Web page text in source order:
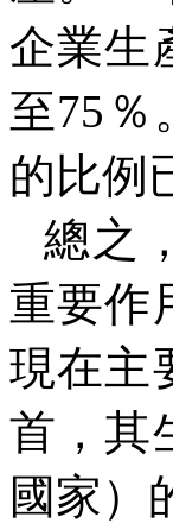
企業生
至75 ％
的比例
總之
重要作
現在主
首，其
國家）